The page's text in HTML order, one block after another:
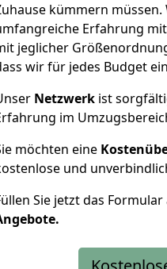
kümmern
Erfahrung
jeglicher
wir für jedes Budget
Netzwerk ist
im
möchten eine
und
Sie jetzt das